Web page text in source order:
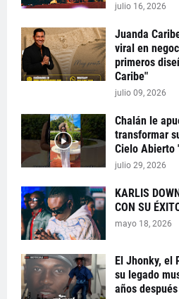
julio 16, 2026
Juanda
viral en
primeros
Caribe"
julio 09, 2026
Chalán le
transformar
Cielo Abierto
julio 29, 2026
KARLIS
CON SU
mayo 18, 2026
El Jhonky, el
su legado
años después